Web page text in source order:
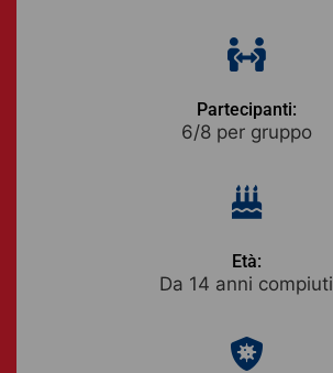
Partecipanti:
6/8 per gruppo
Età:
Da 14 anni compiuti